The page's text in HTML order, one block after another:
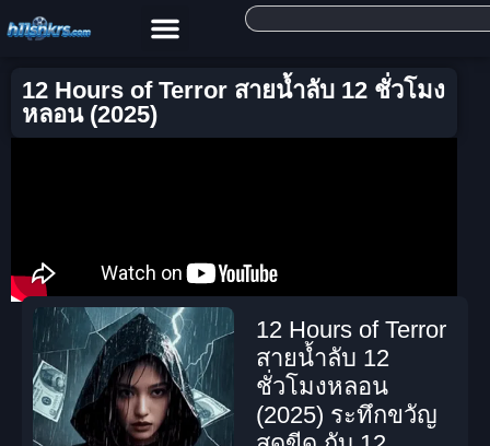
12 Hours of Terror สายน้ำลับ 12 ชั่วโมง
หลอน (2025)
12 Hours of Terror
สายน้ำลับ 12
ชั่วโมงหลอน
(2025) ระทึกขวัญ